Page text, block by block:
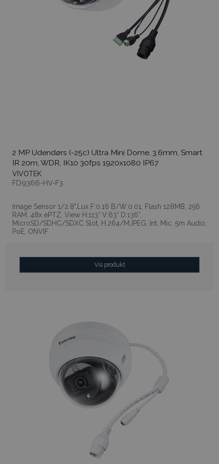
2 MP Udendørs (-25c) Ultra Mini Dome, 3.6mm, Smart
IR 20m, WDR, IK10 30fps 1920x1080 IP67
VIVOTEK
FD9366-HV-F3
Image Sensor 1/2.8",Lux F:0.16 B/W:0.01, Flash 128MB, 256
RAM, 48x ePTZ, View H:113° V:63° D:136°,
MicroSD/SDHC/SDXC Slot, H.264/MJPEG, Int. Mic. 5m Audio,
PoE, ONVIF.
Vis produkt